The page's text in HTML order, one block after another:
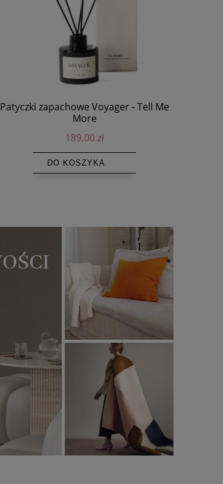
Patyczki zapachowe Voyager - Tell Me
More
189,00 zł
DO KOSZYKA